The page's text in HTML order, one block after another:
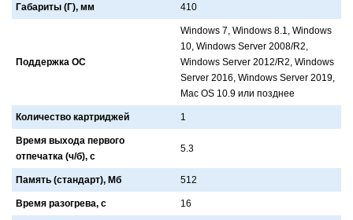
Габариты (Г), мм 410
Поддержка ОС
Windows 7, Windows 8.1, Windows
10, Windows Server 2008/R2,
Windows Server 2012/R2, Windows
Server 2016, Windows Server 2019,
Mac OS 10.9 или позднее
Количество картриджей 1
Время выхода первого
отпечатка (ч/б), с
5.3
Память (стандарт), Мб 512
Время разогрева, с 16